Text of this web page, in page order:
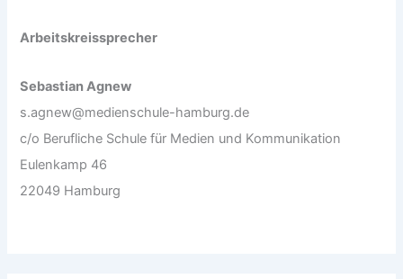
Arbeitskreissprecher
Sebastian Agnew
s.agnew@medienschule-hamburg.de
c/o Berufliche Schule für Medien und Kommunikation
Eulenkamp 46
22049 Hamburg